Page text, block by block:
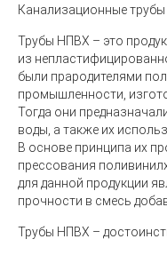
Канализационные
Трубы НПВХ – это
из
были прародителями
промышленности,
Тогда они
воды, а также их
В основе принципа их
прессования
для данной продукции
прочности в смесь
Трубы НПВХ –